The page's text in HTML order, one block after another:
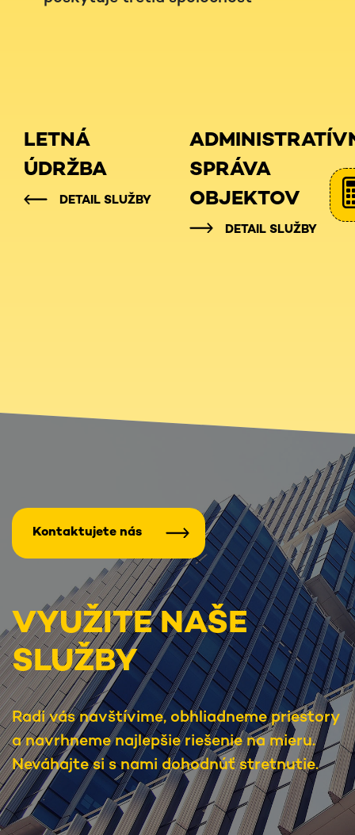
LETNÁ
ÚDRŽBA
DETAIL SLUŽBY
SPRÁVA
OBJEKTOV
DETAIL SLUŽBY
Kontaktujete nás
VYUŽITE NAŠE
SLUŽBY
Radi vás navštívime, obhliadneme priestory
a navrhneme najlepšie riešenie na mieru.
Neváhajte si s nami dohodnúť stretnutie.